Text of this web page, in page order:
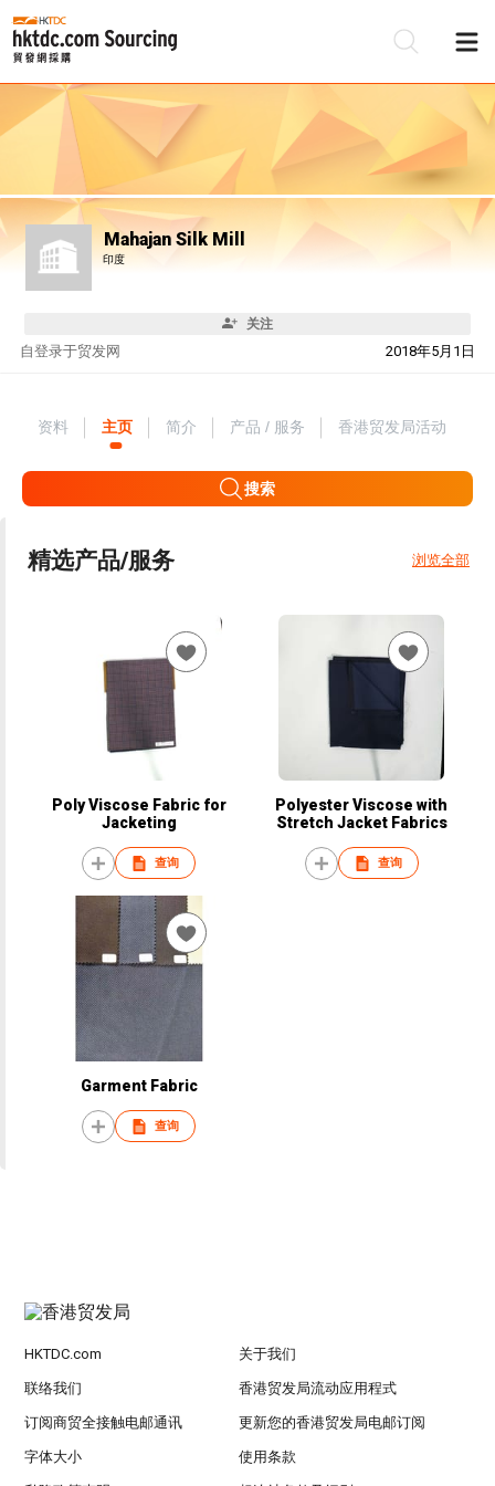
Mahajan Silk Mill
印度
关注
自 2018年5月1日
登录于贸发网
资料 主页 简介 产品 / 服务 香港贸发局活动
搜索
精选产品/服务 浏览全部
Poly Viscose Fabric for
Jacketing
查询
Polyester Viscose with
Stretch Jacket Fabrics
查询
Garment Fabric
查询
HKTDC.com 关于我们
联络我们 香港贸发局流动应用程式
订阅商贸全接触电邮通讯 更新您的香港贸发局电邮订阅
字体大小 使用条款